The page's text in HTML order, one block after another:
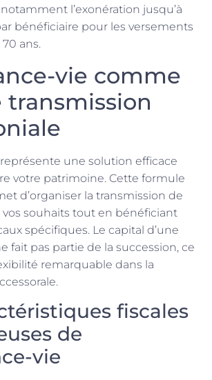
notamment l’exonération jusqu’à
bénéficiaire pour les versements
ans.
vie comme
représente une solution efficace
votre patrimoine. Cette formule
d’organiser la transmission de
vos souhaits tout en bénéficiant
spécifiques. Le capital d’une
fait pas partie de la succession, ce
remarquable dans la
fiscales
de
vie